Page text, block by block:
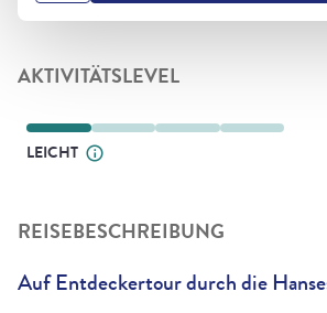
AKTIVITÄTSLEVEL
LEICHT
REISEBESCHREIBUNG
Auf Entdeckertour durch die